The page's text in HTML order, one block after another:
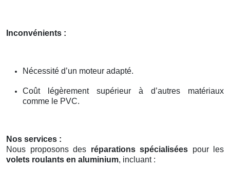
Inconvénients :
Nécessité d’un moteur adapté.
Coût légèrement supérieur à d’autres matériaux
comme le PVC.
Nos services :
Nous proposons des réparations spécialisées pour les
volets roulants en aluminium, incluant :